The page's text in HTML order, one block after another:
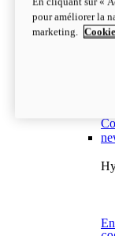
pour améliorer la
marketing.